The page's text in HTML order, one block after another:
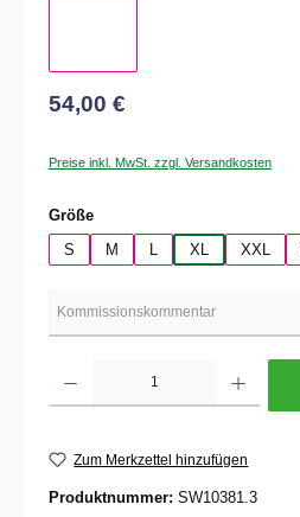
54,00 €
Preise inkl. MwSt. zzgl. Versandkosten
Größeauswählen
S
M XL XXL
Zum Merkzettel hinzufügen
Produktnummer: SW10381.3